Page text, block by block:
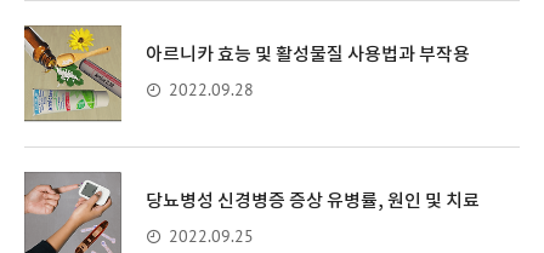
아르니카 효능 및 활성물질 사용법과 부작용
2022.09.28
당뇨병성 신경병증 증상 유병률, 원인 및 치료
2022.09.25